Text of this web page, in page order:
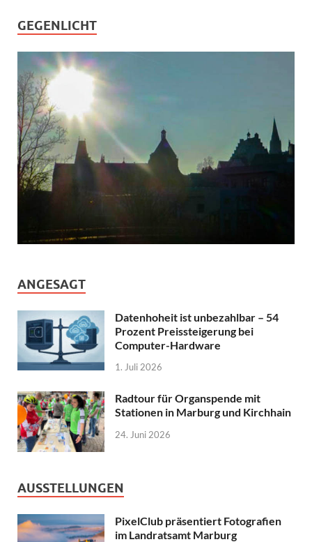
GEGENLICHT
ANGESAGT
Datenhoheit ist unbezahlbar – 54
Prozent Preissteigerung bei
Computer-Hardware
1. Juli 2026
Radtour für Organspende mit
Stationen in Marburg und Kirchhain
24. Juni 2026
AUSSTELLUNGEN
PixelClub präsentiert Fotografien
im Landratsamt Marburg